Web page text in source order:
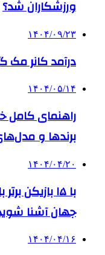
ورزشکاران شد؟
۱۴۰۴/۰۹/۲۳
درآمد کانر مک
۱۴۰۴/۰۵/۱۴
راهنمای کامل
برندها و
۱۴۰۴/۰۴/۲۰
جهان آشنا
۱۴۰۴/۰۴/۱۶